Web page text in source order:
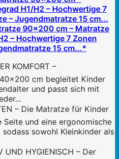
90x200 cm – Matratze
– Hochwertige 7 Zonen
15 cm...*
KOMFORT –
cm begleitet Kinder
und passt sich mit
– Die Matratze für Kinder
und eine ergonomische
sowohl Kleinkinder als
UND HYGIENISCH – Der